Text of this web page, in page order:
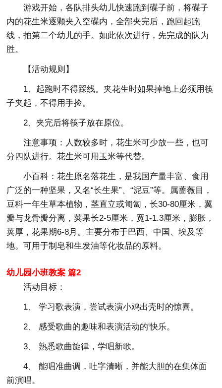
游戏开始，各队排头幼儿快速跑到碟子前，将碟子
内的花生米逐颗夹入空碟内，全部夹完后，跑回起跑
线，拍第二个幼儿的手。如此依次进行，先完成的队为
胜。
【活动规则】
1、起跑时不得踩线。夹花生时如果掉地上必须用筷
子夹起，不得用手捡。
2、夹完后将筷子放在原位。
注意事项：人数较多时，花生米可少放一些，也可
分四队进行。花生米可用玉米等代替。
小百科：花生原名落花生，是我国产量丰富、食用
广泛的一种坚果，又名“长生果”、“泥豆”等。属蔷薇目，
豆科一年生草本植物，茎直立或匍匐，长30-80厘米，翼
瓣与龙骨瓣分离，荚果长2-5厘米，宽1-1.3厘米，膨胀，
荚厚，花果期6-8月。主要分布于巴西、中国、埃及等
地。可用于制皂和生发油等化妆品的原料。
幼儿园小班教案 篇2
活动目标：
1、 学习歌表演，尝试表演小鸡出壳时的惊喜。
2、 感受歌曲的趣味和表演活动的'快乐。
3、 熟悉歌曲旋律，学唱新歌。
4、 能唱准曲调，吐字清晰，并能大胆的在集体面
前演唱。